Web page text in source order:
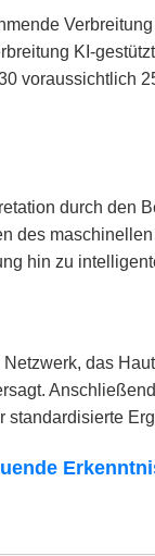
KI-
voraussichtlich
durch den
des
hin zu
das